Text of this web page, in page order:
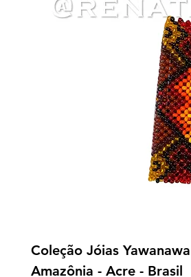
Coleção Jóias Yawanawa
Amazônia - Acre - Brasil